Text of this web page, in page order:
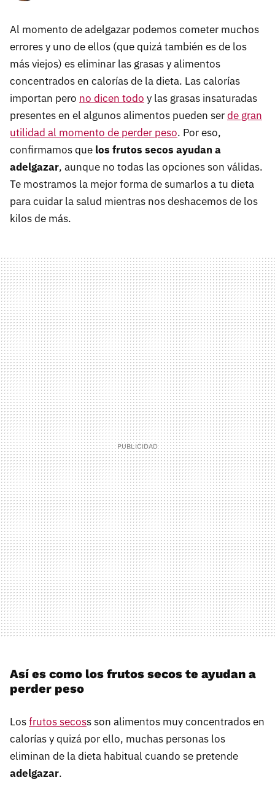
Al momento de adelgazar podemos cometer muchos
errores y uno de ellos (que quizá también es de los
más viejos) es eliminar las grasas y alimentos
concentrados en calorías de la dieta. Las calorías
importan pero no dicen todo y las grasas insaturadas
presentes en el algunos alimentos pueden serde gran
utilidad al momento de perder peso. Por eso,
confirmamos que los frutos secos ayudan a
adelgazar, aunque no todas las opciones son válidas.
Te mostramos la mejor forma de sumarlos a tu dieta
para cuidar la salud mientras nos deshacemos de los
kilos de más.
Así es como los frutos secos te ayudan a
perder peso
Losfrutos secoss son alimentos muy concentrados en
calorías y quizá por ello, muchas personas los
eliminan de la dieta habitual cuando se pretende
adelgazar.